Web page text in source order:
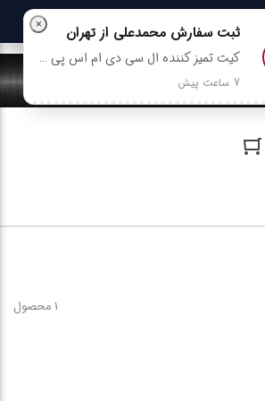
1 محصول
× ثبت سفارش محمدعلی از تهران
کیت تمیز کننده ال سی دی ام اس پی مدل MSP کد XL-mps02 رو خرید کرد
7 ساعت پیش